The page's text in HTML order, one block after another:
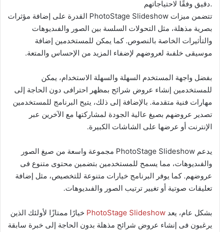
دقيق وفقًا لاحتياجاتهم.
تتضمن ميزات PhotoStage Slideshow القدرة على إضافة مؤثرات
بصرية مذهلة، مثل التحولات السلسة بين الصور والفىديوهات
والتأثيرات الخاصة بالنصوص. كما يمكن للمستخدمين إضافة
موسيقى خلفىة لعروضهم لإضفاء المزيد من الإحساس والمتعة.
بفضل واجهة المستخدم السهلة والسهلة الاستخدام، يمكن
للمستخدمين إنشاء عروض شرائح بمظهر احترافى دون الحاجة إلى
مهارات فنية متقدمة. بالإضافة إلى ذلك، يتيح البرنامج للمستخدمين
تصدير عروضهم بصيغ عالية الجودة لمشاركتها مع الآخرين عبر
الإنترنت أو عرضها على الشاشات الكبيرة.
يدعم PhotoStage Slideshow مجموعة واسعة من صيغ الصور
والفىديوهات، مما يسمح للمستخدمين بتضمين محتوى متنوع فى
عروضهم. كما يوفر البرنامج خيارات متنوعة للتخصيص، مثل إضافة
تعليقات صوتية أو تغيير ترتيب الصور والفىديوهات.
بشكل عام، يعد PhotoStage Slideshow خيارًا ممتازًا لأولئك الذين
يرغبون فى إنشاء عروض شرائح مذهلة بدون الحاجة إلى خبرة سابقة